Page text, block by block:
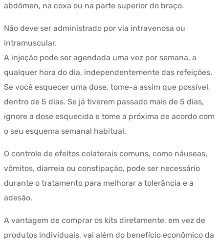
abdômen, na coxa ou na parte superior do braço.
Não deve ser administrado por via intravenosa ou
intramuscular.
A injeção pode ser agendada uma vez por semana, a
qualquer hora do dia, independentemente das refeições.
Se você esquecer uma dose, tome-a assim que possível,
dentro de 5 dias. Se já tiverem passado mais de 5 dias,
ignore a dose esquecida e tome a próxima de acordo com
o seu esquema semanal habitual.
O controle de efeitos colaterais comuns, como náuseas,
vômitos, diarreia ou constipação, pode ser necessário
durante o tratamento para melhorar a tolerância e a
adesão.
A vantagem de comprar os kits diretamente, em vez de
produtos individuais, vai além do benefício econômico da